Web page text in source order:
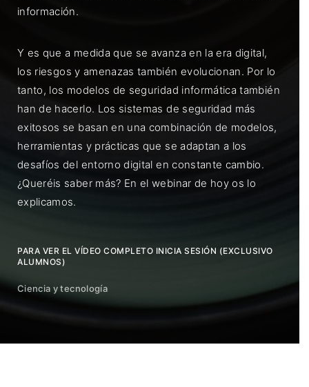
información.
Y es que a medida que se avanza en la era digital,
los riesgos y amenazas también evolucionan. Por lo
tanto, los modelos de seguridad informática también
han de hacerlo. Los sistemas de seguridad más
exitosos se basan en una combinación de modelos,
herramientas y prácticas que se adaptan a los
desafíos del entorno digital en constante cambio.
¿Queréis saber más? En el webinar de hoy os lo
explicamos.
PARA VER EL VÍDEO COMPLETO INICIA SESIÓN (EXCLUSIVO
ALUMNOS)
Ciencia y tecnología